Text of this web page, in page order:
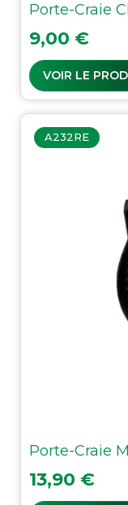
Porte-Craie
Prix
9,00 €
VOIR LE
A232RE
Porte-Craie
Prix
13,90 €